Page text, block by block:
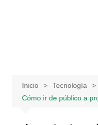
Inicio
Tecnología
Cómo ir de público a